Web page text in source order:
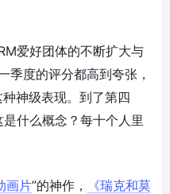
爱好团体的不断扩大与
季度的评分都高到夸张，
神级表现。到了第四
什么概念？每十个人里
画片”的神作，
《瑞克和莫